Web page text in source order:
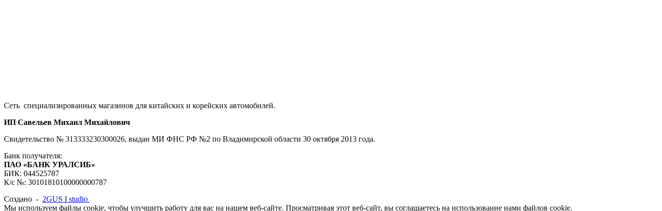
Сеть специализированных магазинов для китайских и корейских автомобилей.
ИП Савельев Михаил Михайлович
Свидетельство № 313333230300026, выдан МИ ФНС РФ №2 по Владимирской области 30 октября 2013 года.
Банк получателя:
ПАО «БАНК УРАЛСИБ»
БИК: 044525787
К/с №: 30101810100000000787
Создано - 2GUS I studio
Мы используем файлы cookie, чтобы улучшить работу для вас на нашем веб-сайте. Просматривая этот веб-сайт, вы соглашаетесь на использование нами файлов cookie.